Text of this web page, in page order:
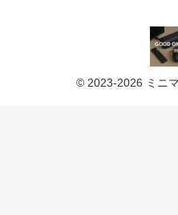
© 2023-2026 ミニ